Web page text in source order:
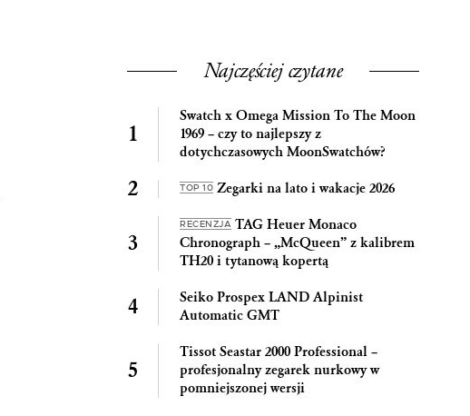
Najczęściej czytane
Swatch x Omega Mission To The Moon
1969 – czy to najlepszy z
dotychczasowych MoonSwatchów?
TOP 10 Zegarki na lato i wakacje 2026
RECENZJA TAG Heuer Monaco
Chronograph – „McQueen” z kalibrem
TH20 i tytanową kopertą
Seiko Prospex LAND Alpinist
Automatic GMT
Tissot Seastar 2000 Professional –
profesjonalny zegarek nurkowy w
pomniejszonej wersji